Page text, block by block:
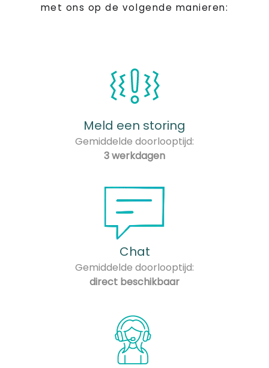
met ons op de volgende manieren:
Meld een storing
Gemiddelde doorlooptijd:
3 werkdagen
Chat
Gemiddelde doorlooptijd:
direct beschikbaar